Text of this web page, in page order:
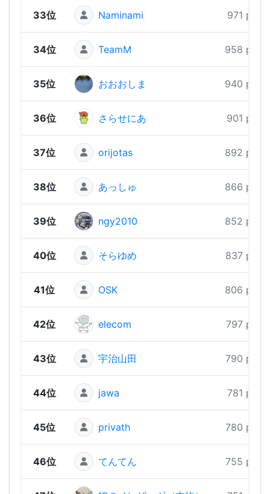
33位 Naminami 971 pts
34位 TeamM 958 pts
35位 おおおしま 940 pts
36位 さらせにあ 901 pts
37位 orijotas 892 pts
38位 あっしゅ 866 pts
39位 ngy2010 852 pts
40位 そらゆめ 837 pts
41位 OSK 806 pts
42位 elecom 797 pts
43位 宇治山田 790 pts
44位 jawa 781 pts
45位 privath 780 pts
46位 てんてん 755 pts